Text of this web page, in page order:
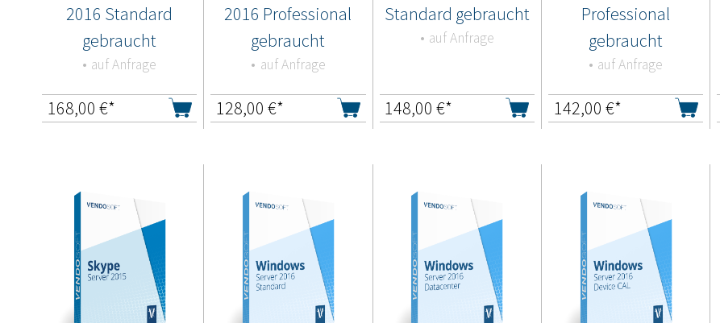
2016 Standard
gebraucht
auf Anfrage
168,00 €*
2016 Professional
gebraucht
auf Anfrage
128,00 €*
Standard gebraucht
auf Anfrage
148,00 €*
Professional
gebraucht
auf Anfrage
142,00 €*